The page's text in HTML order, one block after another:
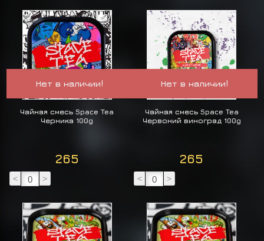
Нет в наличии!
Чайная смесь Space Tea
Черника 100g
265
< >
Нет в наличии!
Чайная смесь Space Tea
Червоний виноград 100g
265
< >